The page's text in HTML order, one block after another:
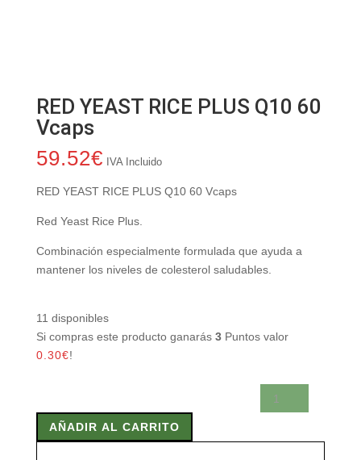
RED YEAST RICE PLUS Q10 60
Vcaps
59.52€ IVA Incluido
RED YEAST RICE PLUS Q10 60 Vcaps
Red Yeast Rice Plus.
Combinación especialmente formulada que ayuda a
mantener los niveles de colesterol saludables.
11 disponibles
Si compras este producto ganarás 3Puntos valor
0.30€!
YEAST
RICE
AÑADIR AL CARRITO